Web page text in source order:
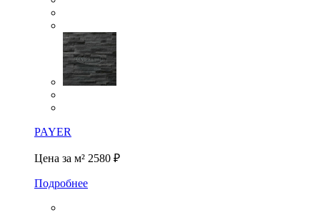
PAYER
Цена за м² 2580 ₽
Подробнее